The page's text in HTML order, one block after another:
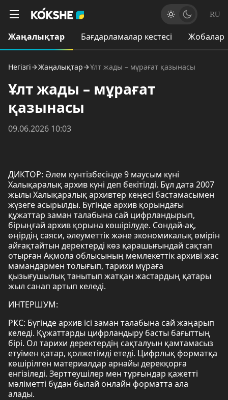
RU
Жаңалықтар Бағдарламалар кестесі Жобалар
Негізгі Жаңалықтар Ұлт жады – мұрағат қазынасы
Ұлт жады – мұрағат
қазынасы
09.06.2026 10:03
ДИКТОР: Әлем күнтізбесінде 9 маусым күні
Халықаралық архив күні деп бекітілді. Бұл дата 2007
жылы Халықаралық архивтер кеңесі бастамасымен
жүзеге асырылды. Бүгінде архив қорындағы
құжаттар заман талабына сай цифрландырып,
бірыңғай архив қорына көшірілуде. Сондай-ақ,
өңірдің саяси, әлеуметтік және экономикалық өмірін
айғақтайтын деректерді көз қарашығындай сақтап
отырған Ақмола облысының мемлекеттік архиві жас
мамандармен толығып, тарихи мұраға
қызығушылық танытып жатқан жастардың қатары
жыл санап артып келеді.
ИНТЕРШУМ:
РКС: Бүгінде архив ісі заман талабына сай жаңарып
келеді. Құжаттарды цифрландыру басты бағыттың
бірі. Ол тарихи деректердің сақталуын қамтамасыз
етуімен қатар, қолжетімді етеді. Цифрлық форматқа
көшірілген материалдар арнайы дерекқорға
енгізіледі. Зерттеушілер мен тұрғындар қажетті
мәліметті бұдан былай онлайн форматта ала
алады.